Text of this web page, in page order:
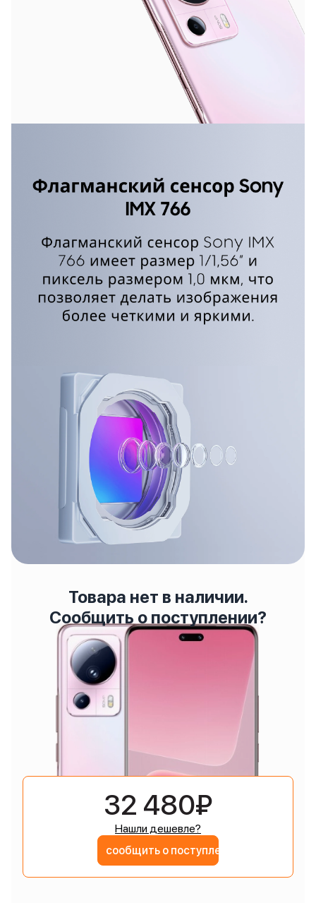
Товара нет в наличии.
Сообщить о поступлении?
32 480₽
Нашли дешевле?
сообщить о поступлении